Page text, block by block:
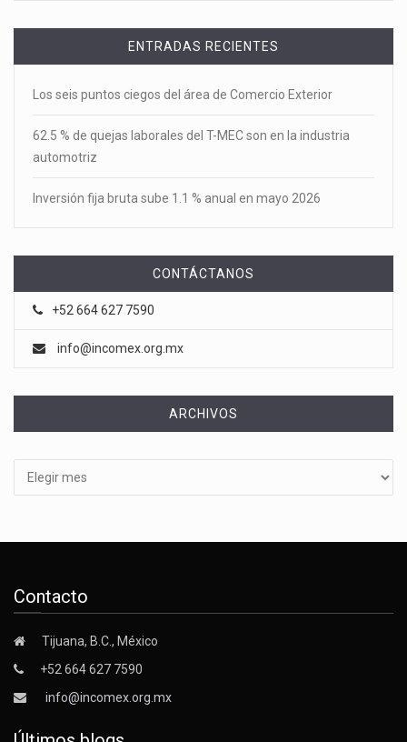
ENTRADAS RECIENTES
Los seis puntos ciegos del área de Comercio Exterior
62.5 % de quejas laborales del T-MEC son en la industria
automotriz
Inversión fija bruta sube 1.1 % anual en mayo 2026
CONTÁCTANOS
+52 664 627 7590
info@incomex.org.mx
ARCHIVOS
Contacto
Tijuana, B.C., México
+52 664 627 7590
info@incomex.org.mx